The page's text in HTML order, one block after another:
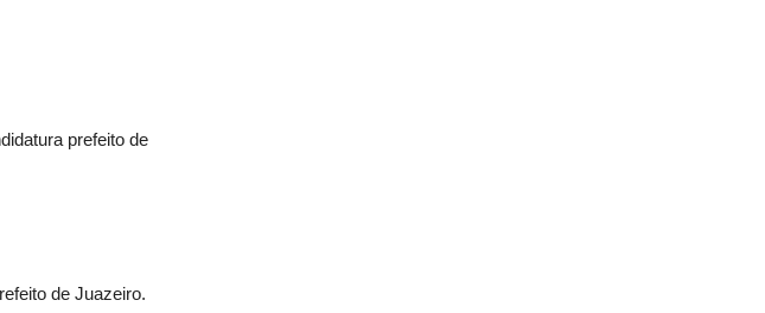
prefeito de
de Juazeiro.